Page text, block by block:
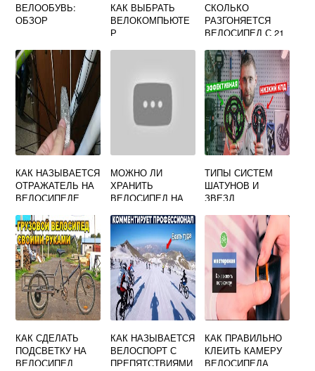
ВЕЛООБУВЬ:
ОБЗОР
КАК ВЫБРАТЬ
ВЕЛОКОМПЬЮТЕ
Р
СКОЛЬКО
РАЗГОНЯЕТСЯ
ВЕЛОСИПЕД С 21
КАК НАЗЫВАЕТСЯ
ОТРАЖАТЕЛЬ НА
ВЕЛОСИПЕДЕ
МОЖНО ЛИ
ХРАНИТЬ
ВЕЛОСИПЕД НА
ЗИМОЙ?
ТИПЫ СИСТЕМ
ШАТУНОВ И
ЗВЕЗД
КАК СДЕЛАТЬ
ПОДСВЕТКУ НА
ВЕЛОСИПЕД
КАК НАЗЫВАЕТСЯ
ВЕЛОСПОРТ С
ПРЕПЯТСТВИЯМИ
КАК ПРАВИЛЬНО
КЛЕИТЬ КАМЕРУ
ВЕЛОСИПЕДА